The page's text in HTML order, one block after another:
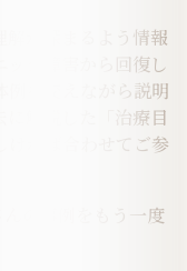
解が深まるよう情報
ク障害から回復し
例を交えながら説明
解説した「治療目
ければ合わせてご参
の事例をもう一度